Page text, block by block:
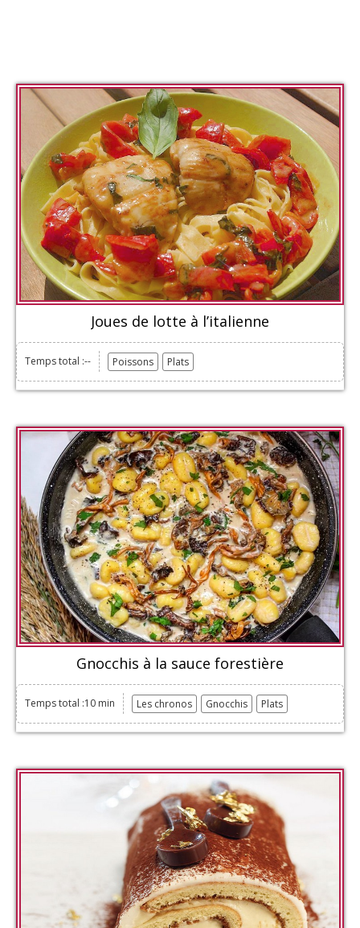
Joues de lotte à l’italienne
Temps total :-- Poissons Plats
Gnocchis à la sauce forestière
Temps total :10 min Les chronos Gnocchis Plats